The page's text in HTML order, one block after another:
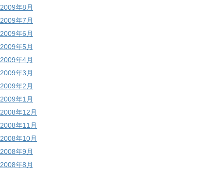
2009年8月
2009年7月
2009年6月
2009年5月
2009年4月
2009年3月
2009年2月
2009年1月
2008年12月
2008年11月
2008年10月
2008年9月
2008年8月